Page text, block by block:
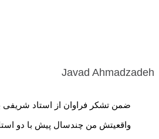
Javad Ahmadzadeh
ضمن تشکر فراوان از استاد شریفی
واقعیتش من چندسال پیش با دو